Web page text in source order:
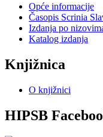
Opće informacije
Časopis Scrinia
Izdanja po
Katalog izdanja
Knjižnica
O knjižnici
HIPSB